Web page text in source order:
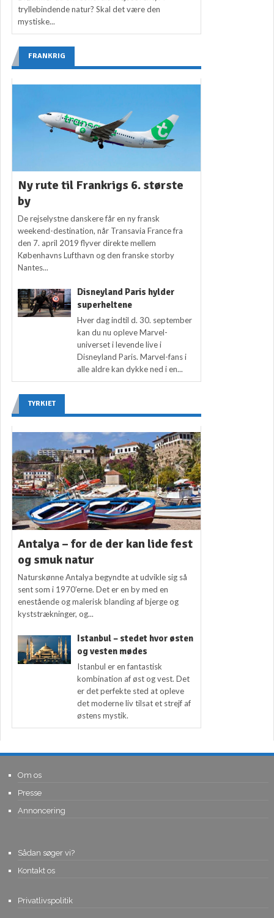
tryllebindende natur? Skal det være den
mystiske...
FRANKRIG
Ny rute til Frankrigs 6. største
by
De rejselystne danskere får en ny fransk
weekend-destination, når Transavia France fra
den 7. april 2019 flyver direkte mellem
Københavns Lufthavn og den franske storby
Nantes...
Disneyland Paris hylder
superheltene
Hver dag indtil d. 30. september
kan du nu opleve Marvel-
universet i levende live i
Disneyland Paris. Marvel-fans i
alle aldre kan dykke ned i en...
TYRKIET
Antalya – for de der kan lide fest
og smuk natur
Naturskønne Antalya begyndte at udvikle sig så
sent som i 1970’erne. Det er en by med en
enestående og malerisk blanding af bjerge og
kyststrækninger, og...
Istanbul – stedet hvor østen
og vesten mødes
Istanbul er en fantastisk
kombination af øst og vest. Det
er det perfekte sted at opleve
det moderne liv tilsat et strejf af
østens mystik.
Om os
Presse
Annoncering
Sådan søger vi?
Kontakt os
Privatlivspolitik